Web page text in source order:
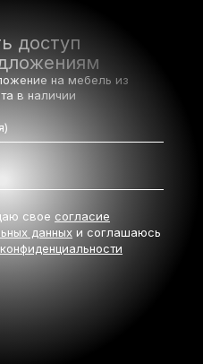
доступ
на мебель из
в наличии
свое согласие
данных и соглашаюсь